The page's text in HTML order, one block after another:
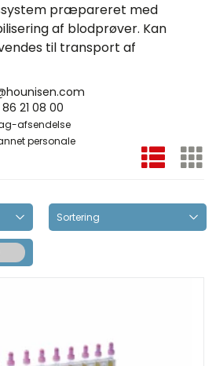
præpareret med
af blodprøver. Kan
til transport af
21 08 00
afsendelse
personale